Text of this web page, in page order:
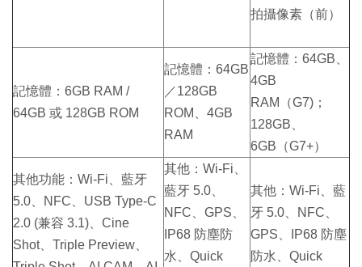
拍攝像素（前）
記憶體：6GB RAM /
64GB 或 128GB ROM
記憶體：64GB
／128GB
ROM、4GB
RAM
記憶體：64GB、
4GB
RAM（G7)；
128GB、
6GB（G7+）
其他功能：Wi-Fi、藍牙
5.0、NFC、USB Type-C
2.0 (兼容 3.1)、Cine
Shot、Triple Preview、
其他：Wi-Fi、
藍牙 5.0、
NFC、GPS、
IP68 防塵防
水、Quick
其他：Wi-Fi、藍
牙 5.0、NFC、
GPS、IP68 防塵
防水、Quick